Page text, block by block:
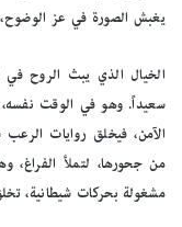
يغبش الصورة في عز
الخيال الذي يبث الروح في
سعيداً. وهو في الوقت
الآمن، فيخلق روايات
من جحورها، لتملأ الفراغ،
مشغولة بحركات شيطانية،